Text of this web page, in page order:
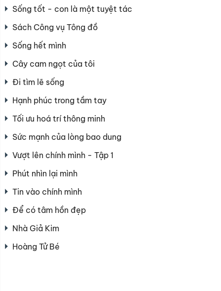
Sống tốt - con là một tuyệt tác
Sách Công vụ Tông đồ
Sống hết mình
Cây cam ngọt của tôi
Đi tìm lẽ sống
Hạnh phúc trong tầm tay
Tối ưu hoá trí thông minh
Sức mạnh của lòng bao dung
Vượt lên chính mình - Tập 1
Phút nhìn lại mình
Tin vào chính mình
Để có tâm hồn đẹp
Nhà Giả Kim
Hoàng Tử Bé